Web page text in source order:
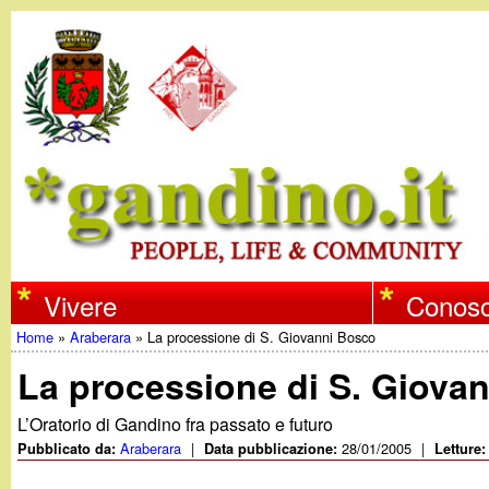
w
w
w
.
Vivere
Tu
sei
qui
Home »Araberara » La processione di S. Giovanni Bosco
La processione di S.
L’Oratorio di Gandino fra passato e futuro
Pubblicato da:Araberara | Data pubblicazione:28/01/2005 |